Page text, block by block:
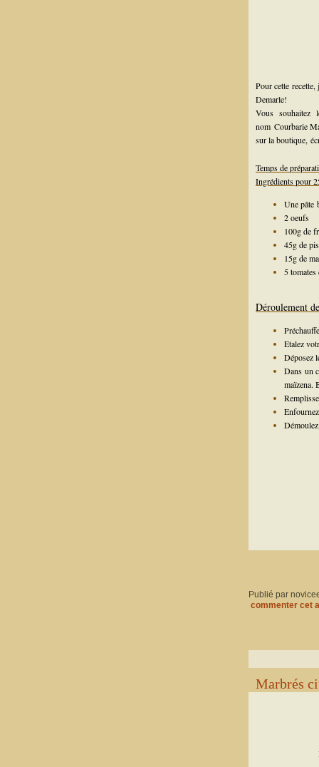
Pour cette
Demarle!
Vous souhaitez
nom Courbarie
sur la boutique,
Temps de
Ingrédients pour
Une pâte
2 oeufs
100g de
45g de
15g de
5
Déroulement
Etalez
Déposez
Dans un
maïzena.
Publié par
commenter cet
Marbrés